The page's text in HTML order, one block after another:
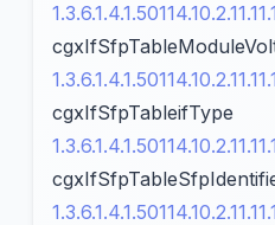
cgxIfSfpTableifType